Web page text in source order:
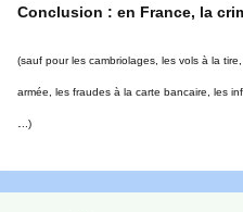
Conclusion : en France, la
(sauf pour les cambriolages, les vols à la
armée, les fraudes à la carte bancaire, les
...)